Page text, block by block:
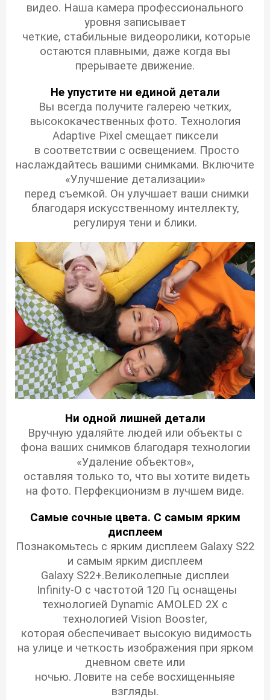
видео. Наша камера профессионального
уровня записывает
четкие, стабильные видеоролики, которые
остаются плавными, даже когда вы
прерываете движение.
Не упустите ни единой детали
Вы всегда получите галерею четких,
высококачественных фото. Технология
Adaptive Pixel смещает пиксели
в соответствии с освещением. Просто
наслаждайтесь вашими снимками. Включите
«Улучшение детализации»
перед съемкой. Он улучшает ваши снимки
благодаря искусственному интеллекту,
регулируя тени и блики.
Ни одной лишней детали
Вручную удаляйте людей или объекты с
фона ваших снимков благодаря технологии
«Удаление объектов»,
оставляя только то, что вы хотите видеть
на фото. Перфекционизм в лучшем виде.
Самые сочные цвета. С самым ярким
дисплеем
Познакомьтесь с ярким дисплеем Galaxy S22
и самым ярким дисплеем
Galaxy S22+.Великолепные дисплеи
Infinity-O с частотой 120 Гц оснащены
технологией Dynamic AMOLED 2X с
технологией Vision Booster,
которая обеспечивает высокую видимость
на улице и четкость изображения при ярком
дневном свете или
ночью. Ловите на себе восхищенныяе
взгляды.